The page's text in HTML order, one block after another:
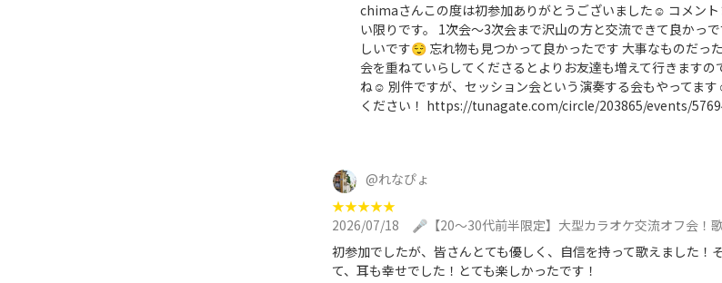
chimaさんこの度は初参加ありがとうございました☺️ コメント
い限りです。 1次会〜3次会まで沢山の方と交流できて良かっ
しいです😌 忘れ物も見つかって良かったです 大事なものだっ
会を重ねていらしてくださるとよりお友達も増えて行きますの
ね☺️ 別件ですが、セッション会という演奏する会もやってま
ください！ https://tunagate.com/circle/203865/events/
@れなぴょ
★★★★★
2026/07/18
🎤【20〜30代前半限定】大型カラオケ交流オフ会！
初参加でしたが、皆さんとても優しく、自信を持って歌えました！
て、耳も幸せでした！とても楽しかったです！